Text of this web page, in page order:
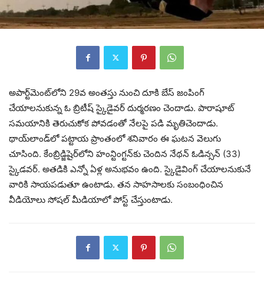
అపార్ట్‌మెంట్‌లోని 29వ అంతస్తు నుంచి దూకి బేస్ జంపింగ్
చేయాలనుకున్న ఓ బ్రిటీష్ స్కైడైవర్ దుర్మరణం చెందాడు. పారాషూట్
సమయానికి తెరుచుకోక పోవడంతో నేలపై పడి మృతిచెందాడు.
థాయ్‌లాండ్‌లో పట్టాయ ప్రాంతంలో శనివారం ఈ ఘటన వెలుగు
చూసింది. కేంబ్రిడ్జిషైర్‌లోని హంన్టింగ్టన్‌కు చెందిన నేథన్ ఓడిన్సన్ (33)
స్కైడవర్. అతడికి ఎన్నో ఏళ్ల అనుభవం ఉంది. స్కైడైవింగ్ చేయాలనుకునే
వారికి సాయపడుతూ ఉంటాడు. తన సాహసాలకు సంబంధించిన
వీడియోలు సోషల్ మీడియాలో పోస్ట్ చేస్తుంటాడు.